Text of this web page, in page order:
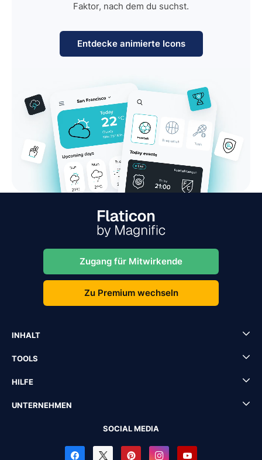
Faktor, nach dem du suchst.
Entdecke animierte Icons
Zugang für Mitwirkende
Zu Premium wechseln
INHALT
TOOLS
HILFE
UNTERNEHMEN
SOCIAL MEDIA